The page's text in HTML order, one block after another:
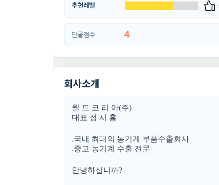
추천레벨
단골점수 4
회사소개
월 드 코 리 아(주)
대표 정 시 홍
.국내 최대의 농기계 부품수출회사
.중고 농기계 수출 전문
안녕하십니까?